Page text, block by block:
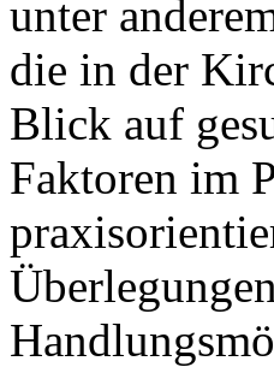
unter
die in der
Blick auf
Faktoren im